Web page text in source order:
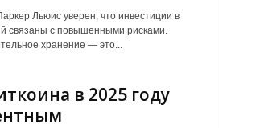
Льюис уверен, что инвестиции в
связаны с повышенными рисками.
хранение — это...
в 2025 году